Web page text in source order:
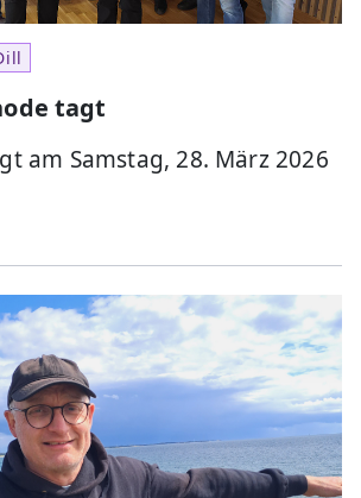
tagt
am Samstag, 28. März 2026